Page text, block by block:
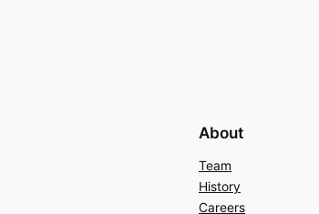
About
Team
History
Careers